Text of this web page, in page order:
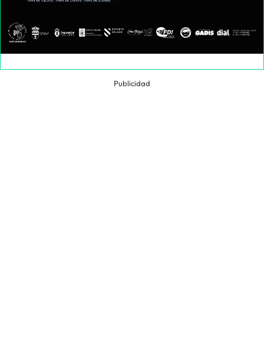
Publicidad